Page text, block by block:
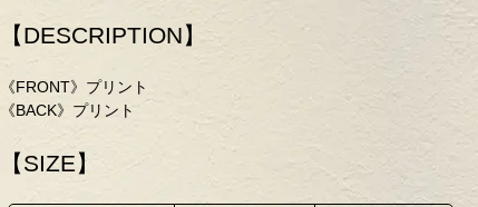
【DESCRIPTION】
《FRONT》プリント
《BACK》プリント
【SIZE】